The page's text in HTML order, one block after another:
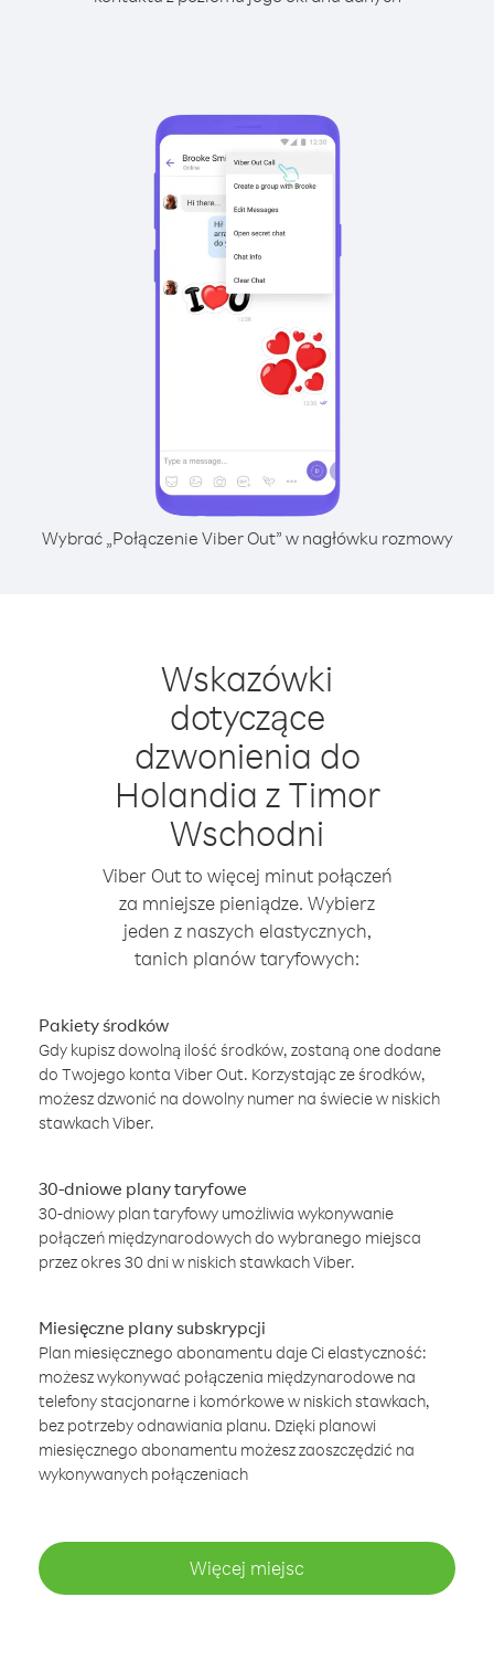
Wybrać „Połączenie Viber Out” w nagłówku rozmowy
Wskazówki
dotyczące
dzwonienia do
Holandia z Timor
Wschodni
Viber Out to więcej minut połączeń
za mniejsze pieniądze. Wybierz
jeden z naszych elastycznych,
tanich planów taryfowych:
Pakiety środków
Gdy kupisz dowolną ilość środków, zostaną one dodane
do Twojego konta Viber Out. Korzystając ze środków,
możesz dzwonić na dowolny numer na świecie w niskich
stawkach Viber.
30-dniowe plany taryfowe
30-dniowy plan taryfowy umożliwia wykonywanie
połączeń międzynarodowych do wybranego miejsca
przez okres 30 dni w niskich stawkach Viber.
Miesięczne plany subskrypcji
Plan miesięcznego abonamentu daje Ci elastyczność:
możesz wykonywać połączenia międzynarodowe na
telefony stacjonarne i komórkowe w niskich stawkach,
bez potrzeby odnawiania planu. Dzięki planowi
miesięcznego abonamentu możesz zaoszczędzić na
wykonywanych połączeniach
Więcej miejsc